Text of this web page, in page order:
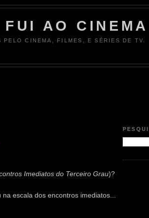
AO CINEMA
PELO CINEMA, FILMES, E SÉRIES DE TV.
Imediatos do Terceiro Grau)?
escala dos encontros imediatos...